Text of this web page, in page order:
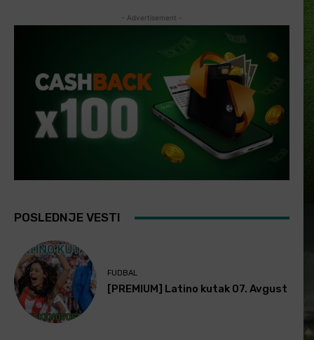
- Advertisement -
POSLEDNJE VESTI
FUDBAL
[PREMIUM] Latino kutak 07. Avgust